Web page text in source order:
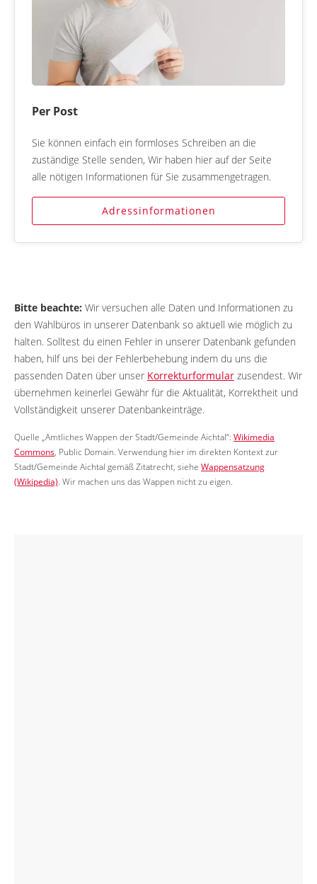
Per Post
Sie können einfach ein formloses Schreiben an die
zuständige Stelle senden, Wir haben hier auf der Seite
alle nötigen Informationen für Sie zusammengetragen.
Adressinformationen
Bitte beachte: Wir versuchen alle Daten und Informationen zu
den Wahlbüros in unserer Datenbank so aktuell wie möglich zu
halten. Solltest du einen Fehler in unserer Datenbank gefunden
haben, hilf uns bei der Fehlerbehebung indem du uns die
passenden Daten über unser Korrekturformular zusendest. Wir
übernehmen keinerlei Gewähr für die Aktualität, Korrektheit und
Vollständigkeit unserer Datenbankeinträge.
Quelle „Amtliches Wappen der Stadt/Gemeinde Aichtal“: Wikimedia
Commons, Public Domain. Verwendung hier im direkten Kontext zur
Stadt/Gemeinde Aichtal gemäß Zitatrecht, siehe Wappensatzung
(Wikipedia). Wir machen uns das Wappen nicht zu eigen.